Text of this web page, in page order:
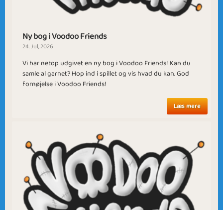
Baby it's Cold
Outside
Indian Summer
At the Beach Almost Over
Ny bog i Voodoo Friends
24. Jul, 2026
Vi har netop udgivet en ny bog i Voodoo Friends! Kan du
samle al garnet? Hop ind i spillet og vis hvad du kan. God
fornøjelse i Voodoo Friends!
Læs mere